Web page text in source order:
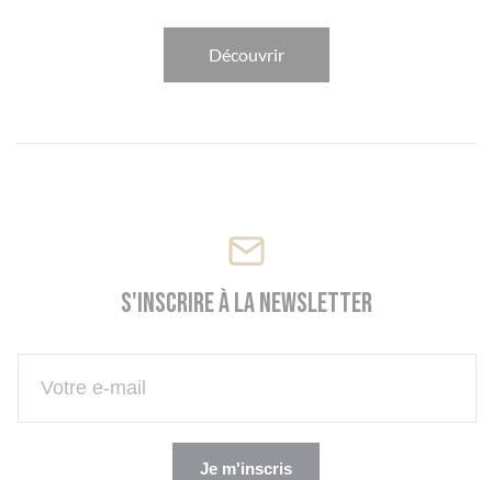
Découvrir
S'inscrire à la newsletter
Je m'inscris
Panneau de gestion des cookies